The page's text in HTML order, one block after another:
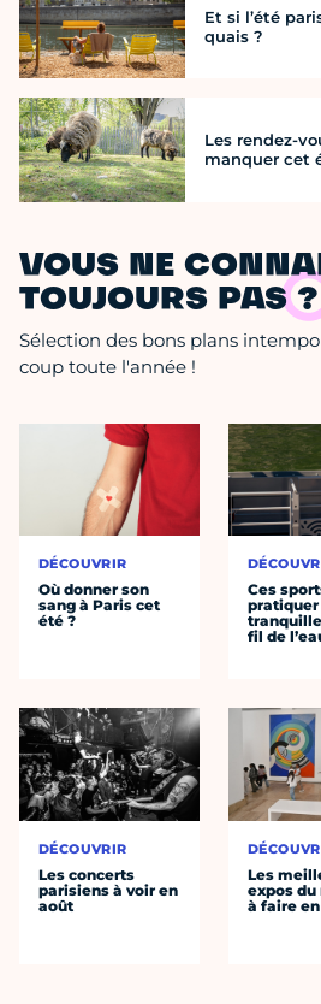
Et si l’été
quais ?
Les rendez-
manquer cet
VOUS NE
TOUJOURS PAS ?
Sélection des bons plans
coup toute l'année !
DÉCOUVRIR
Où donner son
sang à Paris cet
été ?
DÉCOUVRIR
Les concerts
parisiens à voir en
août
Ces
pratiquer
fil de
Les
expos
à faire